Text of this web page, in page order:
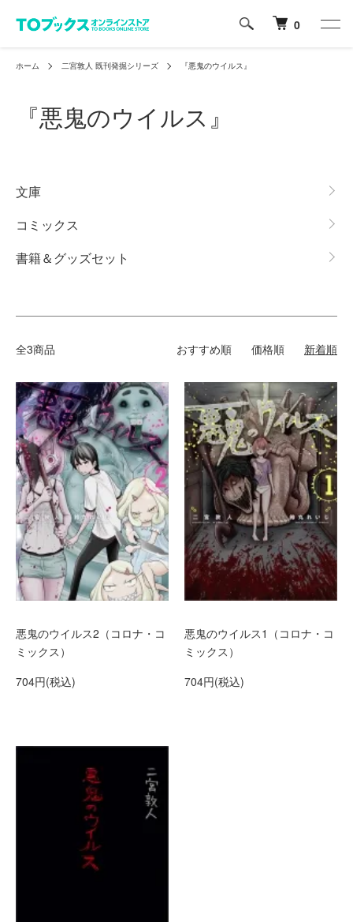
0
ホーム 二宮敦人 既刊発掘シリーズ 『悪鬼のウイルス』
『悪鬼のウイルス』
文庫
コミックス
書籍＆グッズセット
全3商品 おすすめ順 価格順 新着順
悪鬼のウイルス2（コロナ・コ
ミックス）
704円(税込)
悪鬼のウイルス1（コロナ・コ
ミックス）
704円(税込)